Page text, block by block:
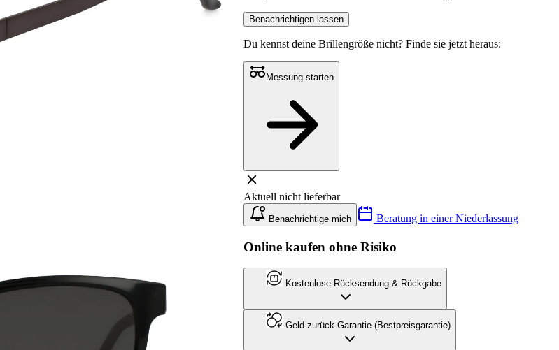
Benachrichtigen lassen
Du kennst deine Brillengröße nicht?Finde sie jetzt heraus:
Messung starten
Aktuell nicht lieferbar
Benachrichtige mich Beratung in einer Niederlassung
Online kaufen ohne Risiko
Kostenlose Rücksendung & Rückgabe
Geld-zurück-Garantie (Bestpreisgarantie)